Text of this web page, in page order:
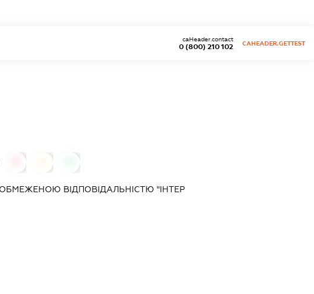
0 (800) 210 102
caHeader.contact
CAHEADER.GETTEST
ВІДПОВІДАЛЬНІСТЮ "ІНТЕР